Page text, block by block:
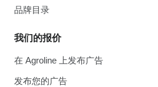
品牌目录
我们的报价
在 Agroline 上发布广告
发布您的广告